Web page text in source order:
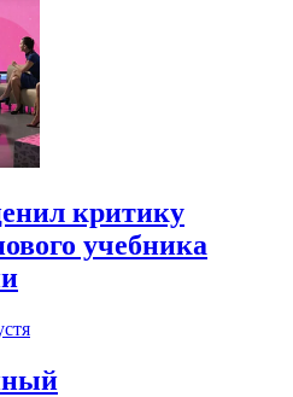
критику
учебника